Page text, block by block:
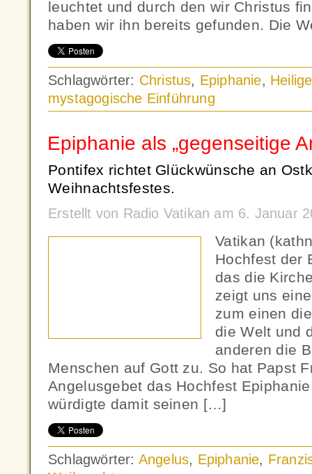
leuchtet und durch den wir Christus
haben wir ihn bereits gefunden. Die
Schlagwörter: Christus, Epiphanie,
mystagogische Einführung
Epiphanie als „gegenseitige
Pontifex richtet Glückwünsche an
Weihnachtsfestes.
Erstellt von Radio Vatikan am 6. Januar
Vatikan
Hochfest der
das die
zeigt uns
zum einen
die Welt und
anderen die
Menschen auf Gott zu. So hat Papst
Angelusgebet das Hochfest
würdigte damit seinen […]
Schlagwörter: Angelus, Epiphanie,